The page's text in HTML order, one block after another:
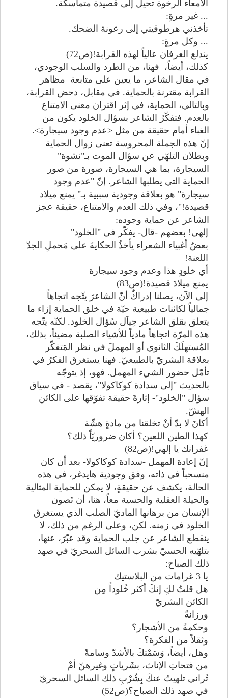
الأمعاء الرخوة تحيل إلى قصيدة متماسكة.
... غير مرةٍ:
تأخذني هرطوقيتي إلى رعونة الضحك.
... وكل مرةٍ:
يندلع العرفان عالياً لهذه القرابة!(ص72)
كذلك، أيضاً، فهنا، من الطرد والسلب الوجودي،
في مقال الشاعر، ما يعين على متابعة مظاهر
القرابة مقترنة بالحماية. في مقابل، دحض القرابة،
وبالتالي، الحماية، في إثر اقتران معنى الامتناع
بالعدم. فتفكّرُ الشاعر بسؤال الخلود يكون من
الغباء أمام حقيقة من مثل <عدم وجود سيجارة>.
إنّ هذه الجملة المحروسة تعنى زوال الحماية
وبطلان التلهّي عن سؤال الموت بـ"نشوة"
السيجارة، بما هي السيجارة، صورة من صور
الحماية التي يطلبها الشاعر. إنّ "عدم وجود
سيجارة" هو بعلاقة وجودية سببية بـ" يمنع ميلاد
قصيدة!"، وفي ذلك العدم والامتناع، حقيقة عجز
الشاعر عن حماية وجوده:
إلهي! بعضهم -قال- يفكّر في "الخلود"
بعضُ أغبياء الشعراء يأخذُ الحكايةَ على مَحملِ الجدّ
اللعنة!
أي خلودٍ هذا وعدم وجود سيجارة
يمنع ميلادَ قصيدة!(ص83)
إلى الآن، يصلنا إدراكٌ أنّ الشاعرَ يتّجه اتجاهاً
جمالياً لكائنات طبيعية حيّة في خلق الحماية إزاء ما
يتعلق بقلق الشاعر حِياَل سُؤال الخلود. لكنّه يتّجه
هذه المرّة اتجاهاً مادياً للأشياء الصلبة مضيئاً، بذلك،
المُستهلَكَ الثانوي أو المهملَ في نظر المَتفكّر
بعلاقة البشريّ بالطبيعيّ. فهنا يستغرق الفكرُ في
تأمّل حضور الشيء المهمل. فهو، إذ يتوجّه
بالحديث "إلى سدادة كوكاكولا"، يقصد - في سياق
سؤال "الخلود"- إثارةَ حقيقة تفوّقها على الكائن
الهشّ.
أكانَ لا بدّ أنْ تخلقنا من مادةٍ هشّة
كهذا الطين اللعين؟ أكان ضروريّاً ذلك؟
غفرانك يا إلهي!(ص82)
إنّ إعادة المهمل -سدادة كوكاكولا- بعد أن كان
منسحباً في ذاته، وفق وجودية هايدغر، في هذه
الحالة، يكشف عن حقيقةٍ، لا يمكن للحماية المثالية
والحيلة العقلية والحسية معاً، هنا، أن تَصون
الإنسان من برهانها الماديّ الصلب الذي يستغرق
الخلود في زمنه. لكن، وعلى الرغم من ذلك، لا
ينقطع الشاعر عن جلب الحماية وقد عبّرَ، عنها،
بتلهّيه الحسيّ بشرب السائل السحريّ في صهد
ذلك الصباح:
يا 3 غرامات من البلاستيك
هل قلتُ لكِ إنكَ أكثر خُلوداً مِن
الكائن البشريّ
ورزانةً
وحكمةً من الأشجار؟
وثقلاً من الفكرة؟
وهل، أيضاً، وَسَمْتكَ بالأشدّ وسامةً
من فتحاتِ الإناث، بشَرياتٍ وغيرهنّ أمْ
تُراني تلهيتُ عنكَ بِشُرْبِ ذلك السائل السحريّ
في صهد ذلك الصباح؟(ص52)